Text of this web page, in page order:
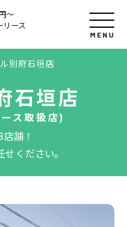
〜
リース
MENU
別府石垣店
石垣店
ス取扱店)
舗！
ください。